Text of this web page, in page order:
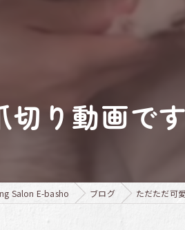
切り動画で
Salon E-basho ブログ ただただ可